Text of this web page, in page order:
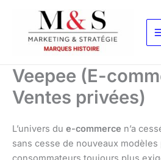
contenu
Veepee (E-
Ventes privées)
L’univers du e-commerce n’a
sans cesse de nouveaux